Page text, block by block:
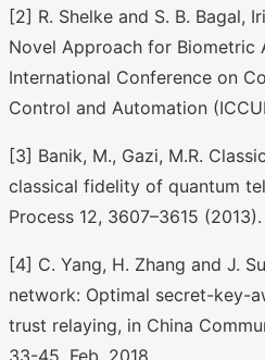
[2] R. Shelke and S. B. Bagal,
Novel Approach for Biometric
International Conference on
Control and Automation
[3] Banik, M., Gazi, M.R.
classical fidelity of quantum
Process 12, 3607–3615 (2013).
[4] C. Yang, H. Zhang and J.
network: Optimal secret-key-
trust relaying, in China
33-45, Feb. 2018.